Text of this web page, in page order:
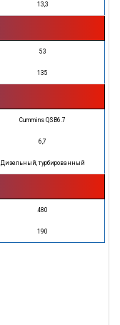
13,3
53
135
Cummins QSB6.7
6,7
Дизельный, турбированный
480
190